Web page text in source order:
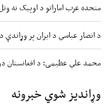
متحده عرب اماراتو د اوپیک نه
د انصار عباسي د ایران پر
محمد علي عظیمی: د افغانستان
وړاندیز شوي خبرونه